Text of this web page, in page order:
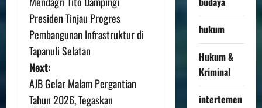
Presiden Tinjau Progres
Pembangunan Infrastruktur di
Tapanuli Selatan
Next:
AJB Gelar Malam Pergantian
Tahun 2026, Tegaskan
hukum
Hukum &
Kriminal
intertemen